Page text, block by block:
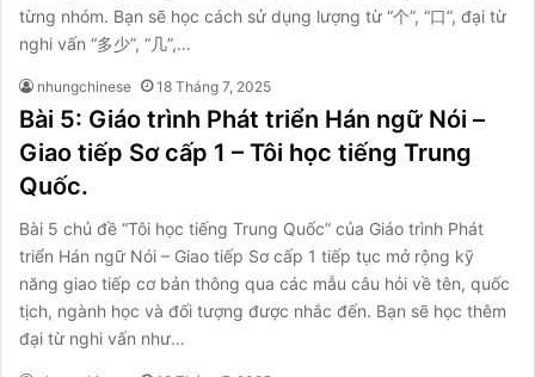
từng nhóm. Bạn sẽ học cách sử dụng lượng từ “个”, “口”, đại từ
nghi vấn “多少”, “几”,…
nhungchinese 18 Tháng 7, 2025
Bài 5: Giáo trình Phát triển Hán ngữ Nói –
Giao tiếp Sơ cấp 1 – Tôi học tiếng Trung
Quốc.
Bài 5 chủ đề “Tôi học tiếng Trung Quốc” của Giáo trình Phát
triển Hán ngữ Nói – Giao tiếp Sơ cấp 1 tiếp tục mở rộng kỹ
năng giao tiếp cơ bản thông qua các mẫu câu hỏi về tên, quốc
tịch, ngành học và đối tượng được nhắc đến. Bạn sẽ học thêm
đại từ nghi vấn như…